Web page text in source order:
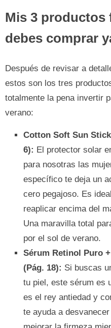
Mis 3 productos
debes comprar
Después de revisar a
estos son los tres
totalmente la pena invertir
verano:
Cotton Soft Sun Stick
6): El protector solar
para nosotras las
específico te deja un
cero pegajoso. Es
reaplicar encima del
Una maravilla total
por el sol de verano.
Sérum Retinol Puro
(Pág. 18): Si buscas
tu piel, este sérum es
es el rey antiedad y
te ayuda a